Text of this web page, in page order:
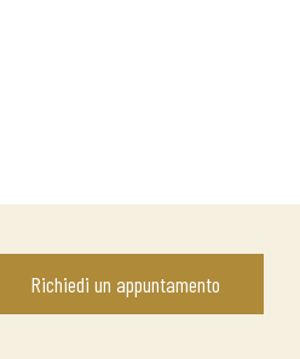
Richiedi un appuntamento